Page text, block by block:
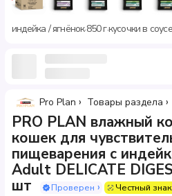
индейка / ягнёнок·850 г·кусочки в соусе
Pro Plan Товары раздела
PRO PLAN влажный
кошек для
пищеварения с
Adult DELICATE
шт
Проверен Честный знак